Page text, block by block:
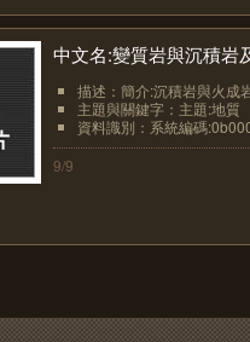
中文名:變質岩與沉積岩
描述：簡介:沉積岩與火成
主題與關鍵字：主題:地質
資料識別：系統編碼
9/9